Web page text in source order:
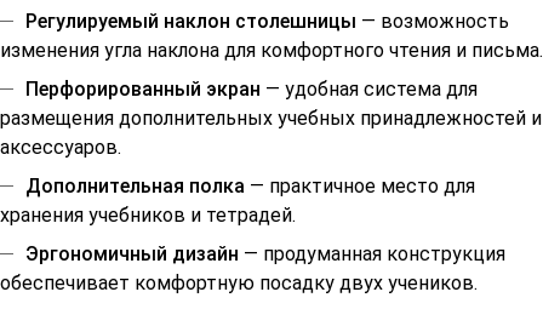
Регулируемый наклон столешницы — возможность
изменения угла наклона для комфортного чтения и письма.
Перфорированный экран — удобная система для
размещения дополнительных учебных принадлежностей и
аксессуаров.
Дополнительная полка — практичное место для
хранения учебников и тетрадей.
Эргономичный дизайн — продуманная конструкция
обеспечивает комфортную посадку двух учеников.